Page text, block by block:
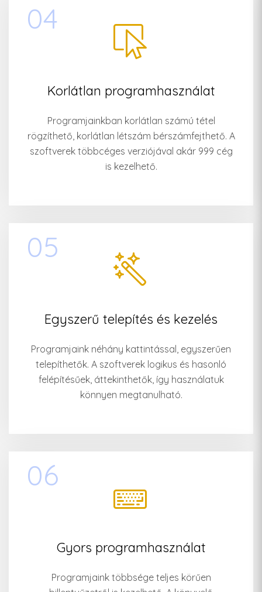
04
Korlátlan programhasználat
Programjainkban korlátlan számú tétel
rögzíthető, korlátlan létszám bérszámfejthető. A
szoftverek többcéges verziójával akár 999 cég
is kezelhető.
05
Egyszerű telepítés és kezelés
Programjaink néhány kattintással, egyszerűen
telepíthetők. A szoftverek logikus és hasonló
felépítésűek, áttekinthetők, így használatuk
könnyen megtanulható.
06
Gyors programhasználat
Programjaink többsége teljes körűen